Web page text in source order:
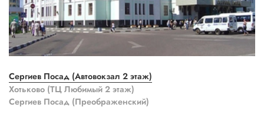
Сергиев Посад (Автовокзал 2 этаж)
Хотьково (ТЦ Любимый 2 этаж)
Сергиев Посад (Преображенский)